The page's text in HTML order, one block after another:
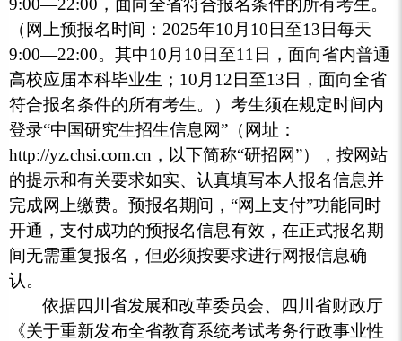
（网上预报名时间：2025年10月10日至13日每天
9:00—22:00。其中10月10日至11日，面向省内普通
高校应届本科毕业生；10月12日至13日，面向全省
符合报名条件的所有考生。）考生须在规定时间内
登录“中国研究生招生信息网”（网址：
http://yz.chsi.com.cn，以下简称“研招网”），按网站
的提示和有关要求如实、认真填写本人报名信息并
完成网上缴费。预报名期间，“网上支付”功能同时
开通，支付成功的预报名信息有效，在正式报名期
间无需重复报名，但必须按要求进行网报信息确
认。
依据四川省发展和改革委员会、四川省财政厅
《关于重新发布全省教育系统考试考务行政事业性